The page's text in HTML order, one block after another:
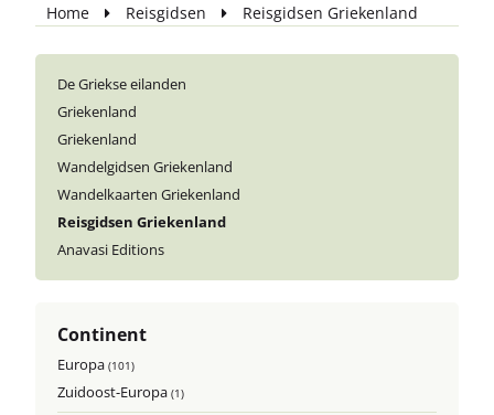
Home Reisgidsen Reisgidsen Griekenland
De Griekse eilanden
Griekenland
Griekenland
Wandelgidsen Griekenland
Wandelkaarten Griekenland
Reisgidsen Griekenland
Anavasi Editions
Continent
Europa(101)
Zuidoost-Europa(1)